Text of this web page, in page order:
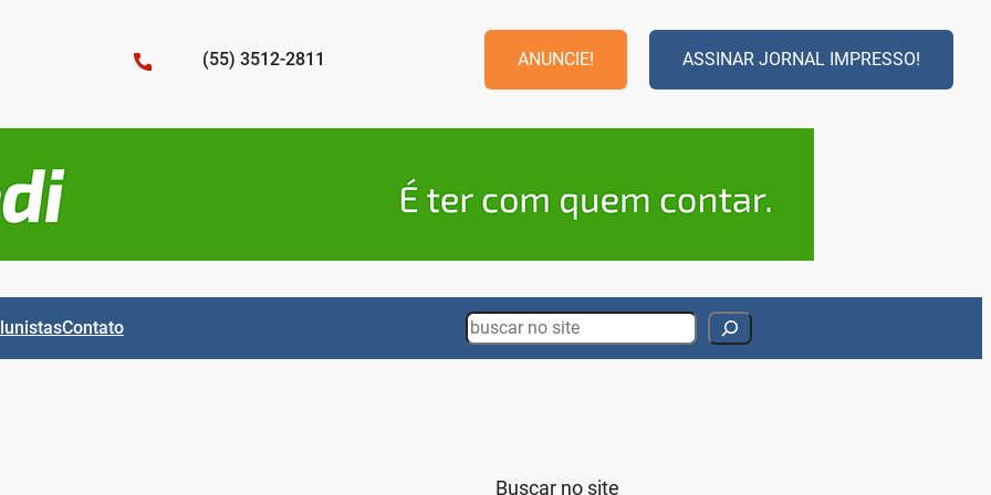
(55) 3512-2811 ANUNCIE! ASSINAR JORNAL IMPRESSO!
Contato Search
Buscar no site